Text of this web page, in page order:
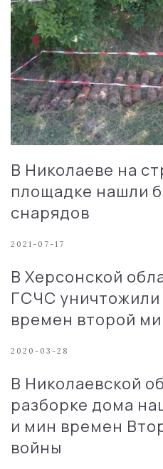
В Николаеве на
площадке нашли
снарядов
2021-07-17
В Херсонской
ГСЧС
времен второй
2020-03-28
В Николаевской
разборке дома
и мин времен
войны